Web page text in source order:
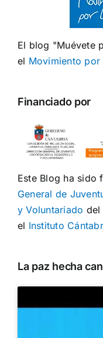
El blog "Muévete
el Movimiento por
Financiado por
Este Blog ha sido
General de
y Voluntariado del
el Instituto
La paz hecha